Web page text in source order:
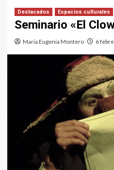
Destacados Espacios culturales
Seminario «El
Maria Eugenia Montero 6